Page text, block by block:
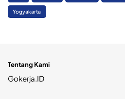
Yogyakarta
Tentang Kami
Gokerja.ID